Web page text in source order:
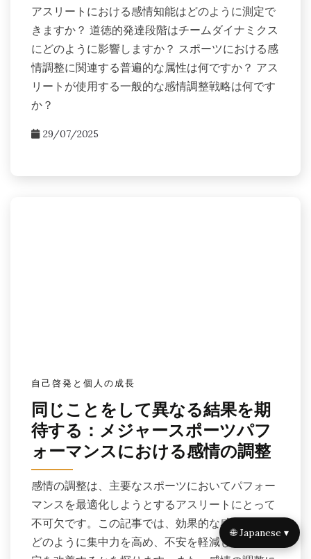
アスリートにおける感情知能はどのように測定で
きますか？ 道徳的発達段階はチームダイナミクス
にどのように影響しますか？ スポーツにおける感
情調整に関連する普遍的な属性は何ですか？ アス
リートが使用する一般的な感情調整戦略は何です
か？
29/07/2025
自己啓発と個人の成長
同じことをして異なる結果を期
待する：メジャースポーツパフ
ォーマンスにおける感情の調整
感情の調整は、主要なスポーツにおいてパフォー
マンスを最適化しようとするアスリートにとって
不可欠です。この記事では、効果的な感情管理が
どのように集中力を高め、不安を軽減し、意思決
🌐 Japanese ▾